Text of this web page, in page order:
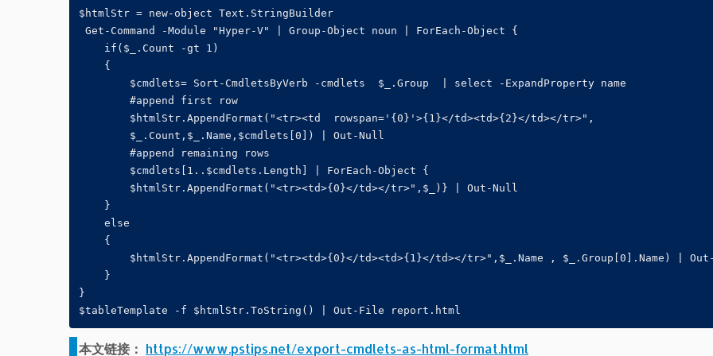
$htmlStr = new-object Text.StringBuilder
Get-Command -Module "Hyper-V" | Group-Object noun | ForEach-Object {
    if($_.Count -gt 1)
    {
        $cmdlets= Sort-CmdletsByVerb -cmdlets  $_.Group  | select -ExpandProperty name
        #append first row
        $htmlStr.AppendFormat("<tr><td  rowspan='{0}'>{1}</td><td>{2}</td></tr>",
        $_.Count,$_.Name,$cmdlets[0]) | Out-Null
        #append remaining rows
        $cmdlets[1..$cmdlets.Length] | ForEach-Object {
        $htmlStr.AppendFormat("<tr><td>{0}</td></tr>",$_)} | Out-Null
    }
    else
    {
$htmlStr.AppendFormat("<tr><td>{0}</td><td>{1}</td></tr>",$_.Name , $_.Group[0].Name) |
    }
}
本文链接： https://www.pstips.net/export-cmdlets-as-html-format.html